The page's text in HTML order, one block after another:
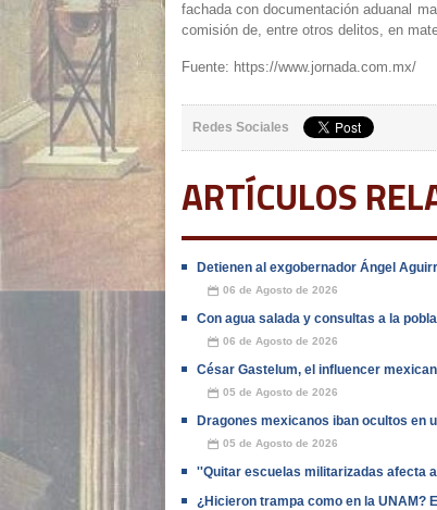
fachada con documentación aduanal
comisión de, entre otros delitos, en
Fuente: https://www.jornada.com.mx/
Redes Sociales
ARTÍCULOS
Detienen al exgobernador Ángel
📅 06 de Agosto de 2026
Con agua salada y consultas a la
📅 06 de Agosto de 2026
César Gastelum, el influencer
📅 05 de Agosto de 2026
Dragones mexicanos iban ocultos en
📅 05 de Agosto de 2026
''Quitar escuelas militarizadas afecta
¿Hicieron trampa como en la UNAM?